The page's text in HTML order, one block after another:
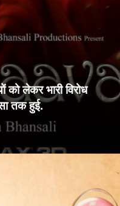
लेकर भारी विरोध
तक हुई.